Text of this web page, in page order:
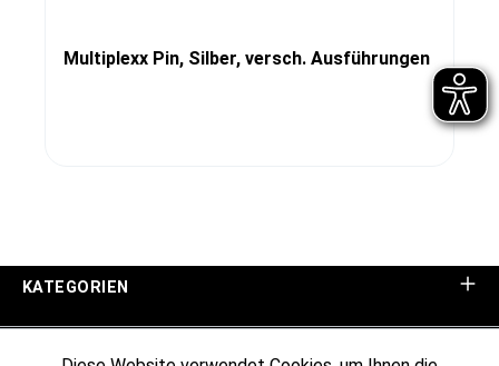
Multiplexx Pin, Silber, versch. Ausführungen
KATEGORIEN